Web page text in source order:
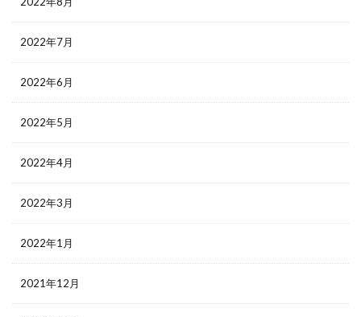
2022年7月
2022年6月
2022年5月
2022年4月
2022年3月
2022年1月
2021年12月